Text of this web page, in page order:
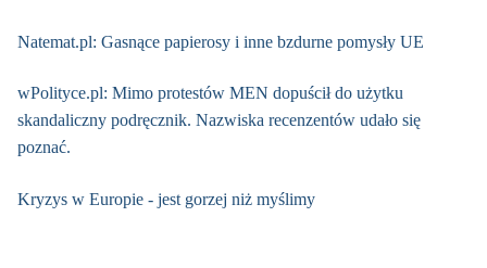
Natemat.pl: Gasnące papierosy i inne bzdurne pomysły UE
wPolityce.pl: Mimo protestów MEN dopuścił do użytku
skandaliczny podręcznik. Nazwiska recenzentów udało się
poznać.
Kryzys w Europie - jest gorzej niż myślimy